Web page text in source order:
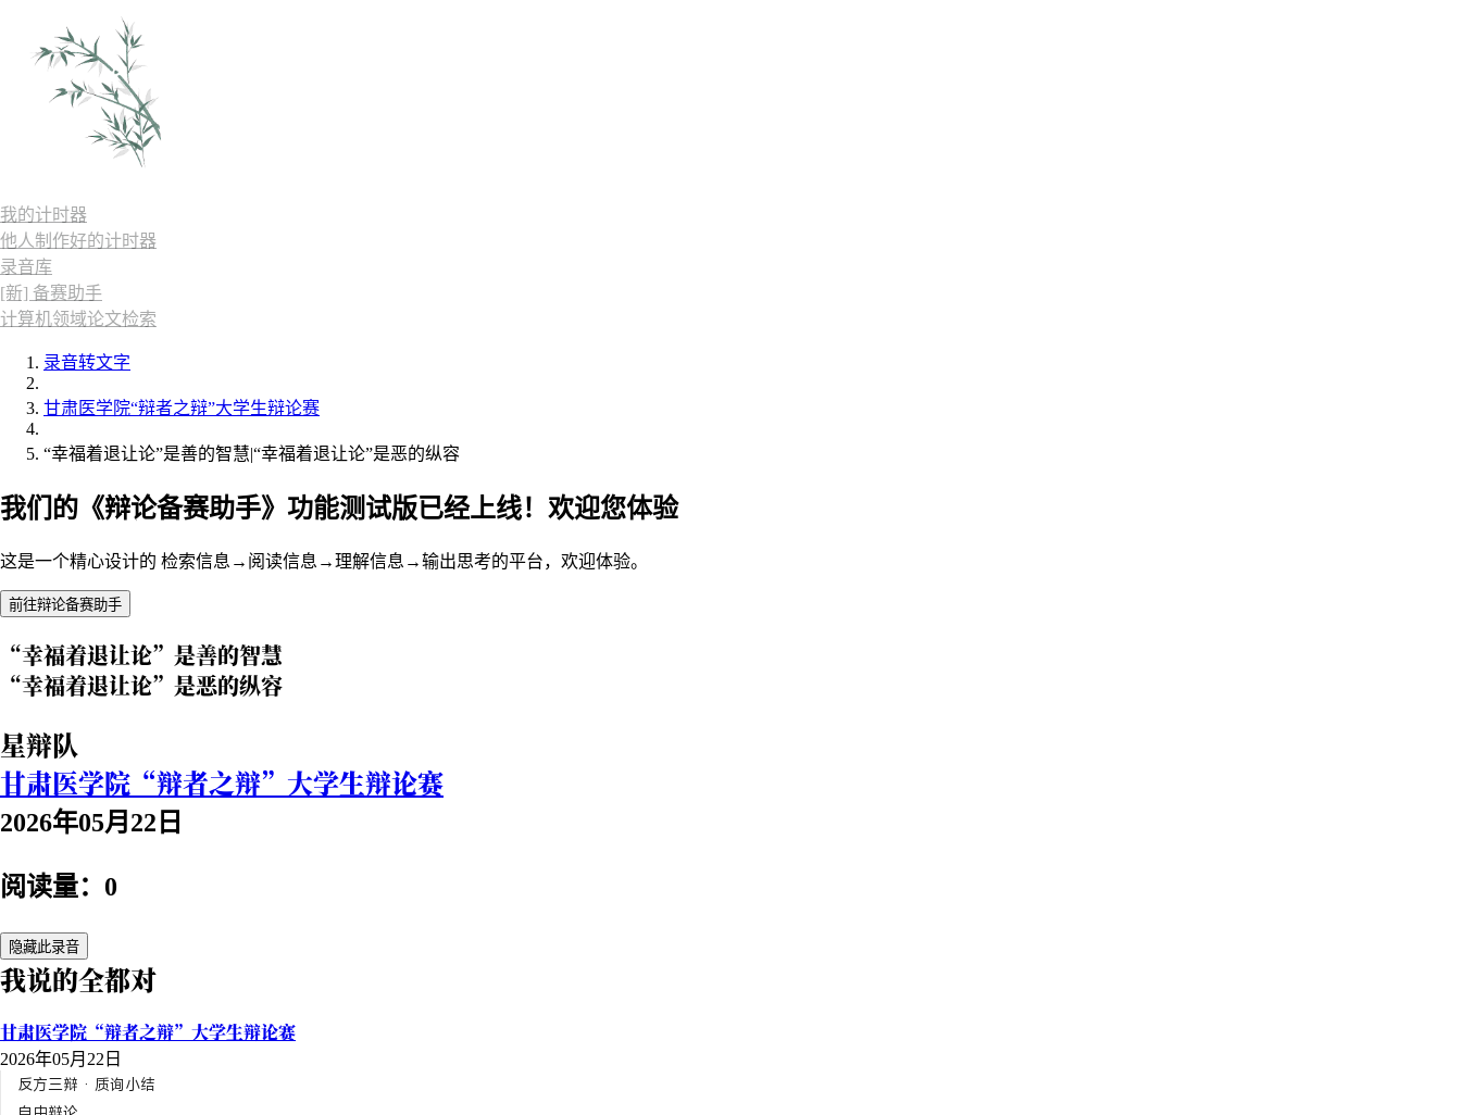
我的计时器
他人制作好的计时器
录音库
[新] 备赛助手
计算机领域论文检索
录音转文字
甘肃医学院“辩者之辩”大学生辩论赛
“幸福着退让论”是善的智慧|“幸福着退让论”是恶的纵容
我们的《辩论备赛助手》功能测试版已经上线！欢迎您体验
这是一个精心设计的 检索信息→阅读信息→理解信息→输出思考的平台，欢迎体验。
前往辩论备赛助手
“幸福着退让论”是善的智慧
“幸福着退让论”是恶的纵容
星辩队
甘肃医学院“辩者之辩”大学生辩论赛
2026年05月22日
阅读量：0
隐藏此录音
我说的全都对
甘肃医学院“辩者之辩”大学生辩论赛
2026年05月22日
反方三辩 · 质询小结